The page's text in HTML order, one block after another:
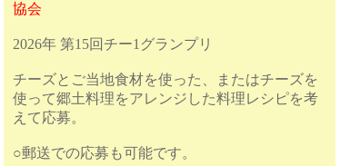
協会
2026年 第15回チー1グランプリ
チーズとご当地食材を使った、またはチーズを
使って郷土料理をアレンジした料理レシピを考
えて応募。
○郵送での応募も可能です。